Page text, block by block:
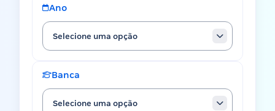
Ano
Selecione uma opção
Banca
Selecione uma opção